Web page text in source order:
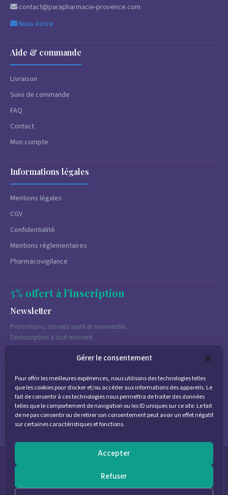
Gérer le consentement
Pour offrir les meilleures expériences, nous utilisons des technologies telles
que les cookies pour stocker et/ou accéder aux informations des appareils. Le
fait de consentir à ces technologies nous permettra de traiter des données
telles que le comportement de navigation ou les ID uniques sur ce site. Le fait
de ne pas consentir ou de retirer son consentement peut avoir un effet négatif
sur certaines caractéristiques et fonctions.
Accepter
Refuser
contact@parapharmacie-provence.com
Nous écrire
Aide & commande
Livraison
Suivi de commande
FAQ
Contact
Mon compte
Informations légales
Mentions légales
CGV
Confidentialité
Mentions réglementaires
Pharmacovigilance
5% offert à l'inscription
Newsletter
Promotions, conseils santé et nouveautés.
Désinscription à tout moment.
J'accepte de recevoir des emails marketing conformément à la
politique de confidentialité
Parapharmacie Provence — Pharmacie des Bastides